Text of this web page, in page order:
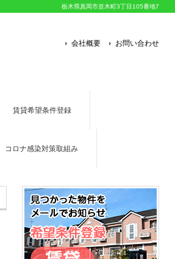
栃木県真岡市並木町3丁目105番地7
会社概要 お問い合わせ
賃貸希望条件登録
コロナ感染対策取組み